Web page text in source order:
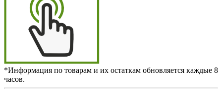
*Информация по товарам и их остаткам обновляется каждые 8
часов.